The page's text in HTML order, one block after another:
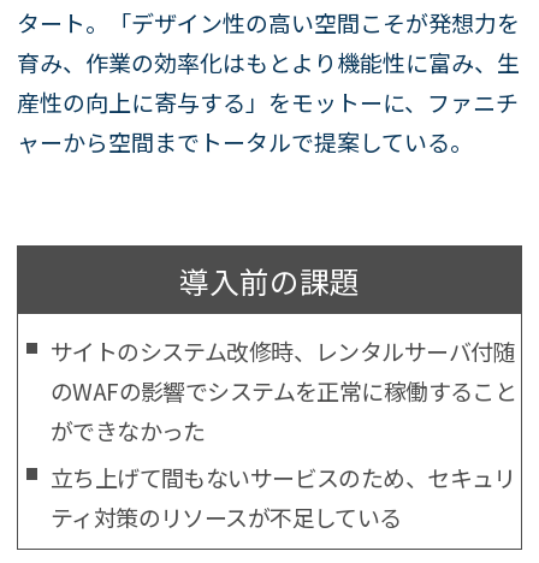
タート。「デザイン性の高い空間こそが発想力を
育み、作業の効率化はもとより機能性に富み、生
産性の向上に寄与する」をモットーに、ファニチ
ャーから空間までトータルで提案している。
導入前の課題
サイトのシステム改修時、レンタルサーバ付随
のWAFの影響でシステムを正常に稼働すること
ができなかった
立ち上げて間もないサービスのため、セキュリ
ティ対策のリソースが不足している